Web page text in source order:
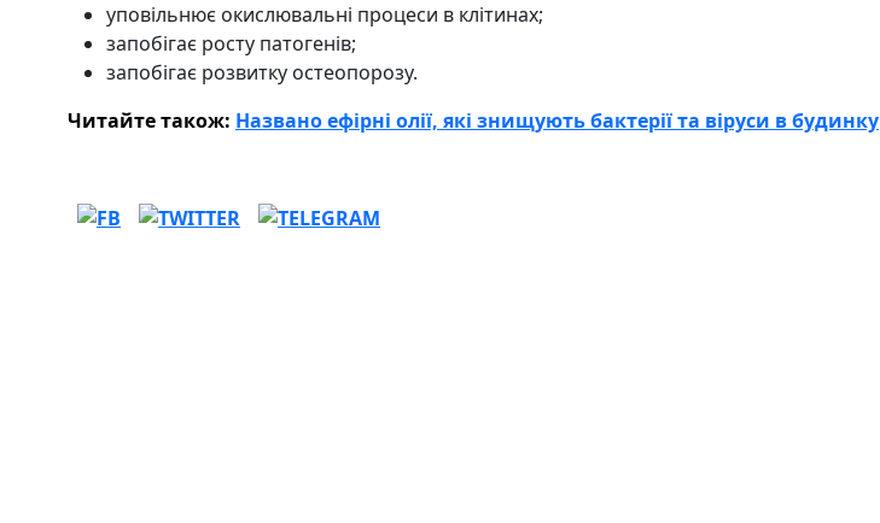
уповільнює окислювальні процеси в клітинах;
запобігає росту патогенів;
запобігає розвитку остеопорозу.
Читайте також: Названо ефірні олії, які знищують бактерії та віруси в будинку